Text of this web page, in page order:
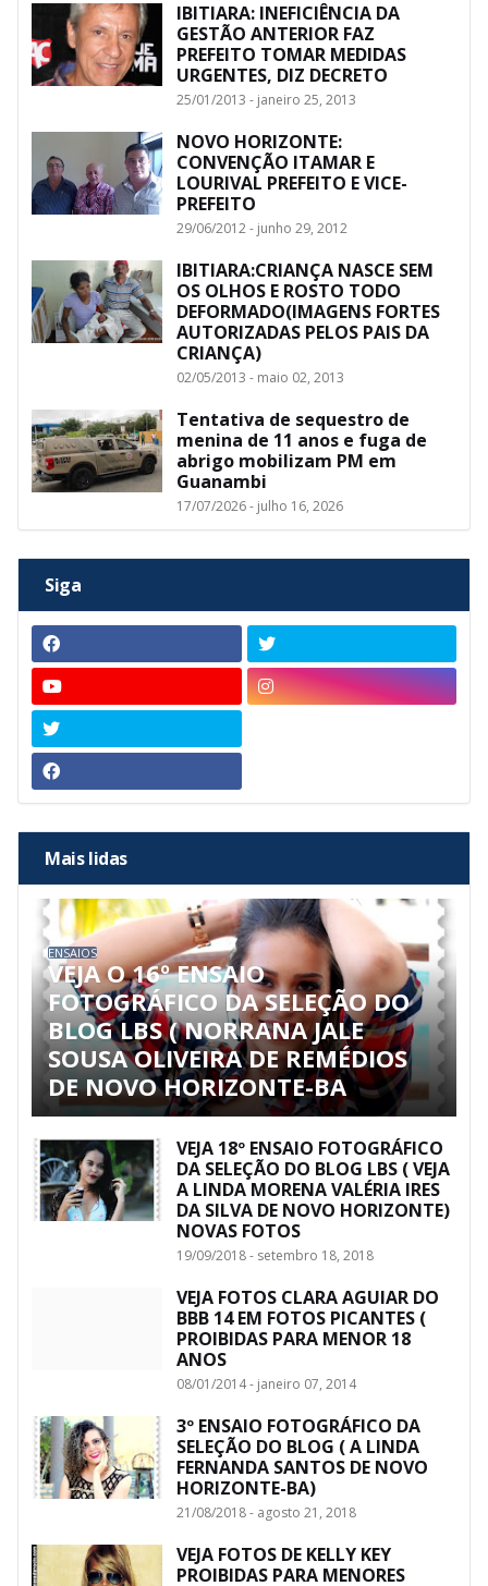
IBITIARA: INEFICIÊNCIA DA
GESTÃO ANTERIOR FAZ
PREFEITO TOMAR MEDIDAS
URGENTES, DIZ DECRETO
25/01/2013 - janeiro 25, 2013
NOVO HORIZONTE:
CONVENÇÃO ITAMAR E
LOURIVAL PREFEITO E VICE-
PREFEITO
29/06/2012 - junho 29, 2012
IBITIARA:CRIANÇA NASCE SEM
OS OLHOS E ROSTO TODO
DEFORMADO(IMAGENS FORTES
AUTORIZADAS PELOS PAIS DA
CRIANÇA)
02/05/2013 - maio 02, 2013
Tentativa de sequestro de
menina de 11 anos e fuga de
abrigo mobilizam PM em
Guanambi
17/07/2026 - julho 16, 2026
Siga
Mais lidas
ENSAIOS
VEJA O 16º ENSAIO
FOTOGRÁFICO DA SELEÇÃO DO
BLOG LBS ( NORRANA JALE
SOUSA OLIVEIRA DE REMÉDIOS
DE NOVO HORIZONTE-BA
VEJA 18º ENSAIO FOTOGRÁFICO
DA SELEÇÃO DO BLOG LBS ( VEJA
A LINDA MORENA VALÉRIA IRES
DA SILVA DE NOVO HORIZONTE)
NOVAS FOTOS
19/09/2018 - setembro 18, 2018
VEJA FOTOS CLARA AGUIAR DO
BBB 14 EM FOTOS PICANTES (
PROIBIDAS PARA MENOR 18
ANOS
08/01/2014 - janeiro 07, 2014
3º ENSAIO FOTOGRÁFICO DA
SELEÇÃO DO BLOG ( A LINDA
FERNANDA SANTOS DE NOVO
HORIZONTE-BA)
21/08/2018 - agosto 21, 2018
VEJA FOTOS DE KELLY KEY
PROIBIDAS PARA MENORES